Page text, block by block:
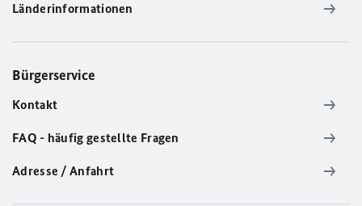
Länderinformationen
Bürgerservice
Kontakt
FAQ - häufig gestellte Fragen
Adresse / Anfahrt